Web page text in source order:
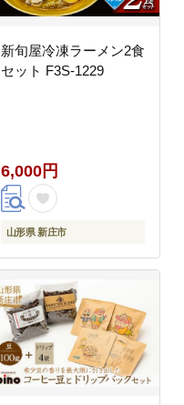
新旬屋冷凍ラーメン2食
セット F3S-1229
6,000円
山形県 新庄市